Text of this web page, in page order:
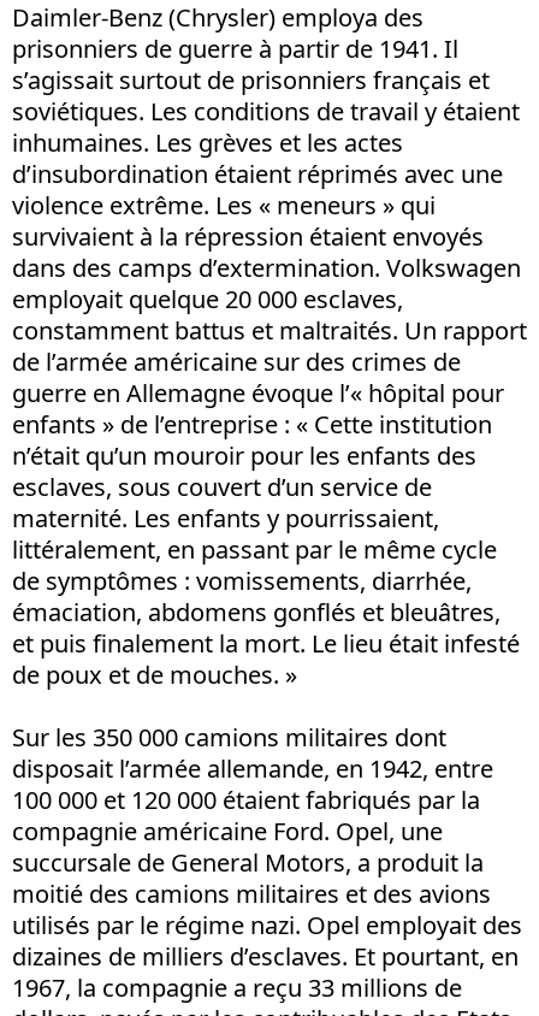
Daimler-Benz (Chrysler) employa des
prisonniers de guerre à partir de 1941. Il
s’agissait surtout de prisonniers français et
soviétiques. Les conditions de travail y étaient
inhumaines. Les grèves et les actes
d’insubordination étaient réprimés avec une
violence extrême. Les « meneurs » qui
survivaient à la répression étaient envoyés
dans des camps d’extermination. Volkswagen
employait quelque 20 000 esclaves,
constamment battus et maltraités. Un rapport
de l’armée américaine sur des crimes de
guerre en Allemagne évoque l’« hôpital pour
enfants » de l’entreprise : « Cette institution
n’était qu’un mouroir pour les enfants des
esclaves, sous couvert d’un service de
maternité. Les enfants y pourrissaient,
littéralement, en passant par le même cycle
de symptômes : vomissements, diarrhée,
émaciation, abdomens gonflés et bleuâtres,
et puis finalement la mort. Le lieu était infesté
de poux et de mouches. »
Sur les 350 000 camions militaires dont
disposait l’armée allemande, en 1942, entre
100 000 et 120 000 étaient fabriqués par la
compagnie américaine Ford. Opel, une
succursale de General Motors, a produit la
moitié des camions militaires et des avions
utilisés par le régime nazi. Opel employait des
dizaines de milliers d’esclaves. Et pourtant, en
1967, la compagnie a reçu 33 millions de